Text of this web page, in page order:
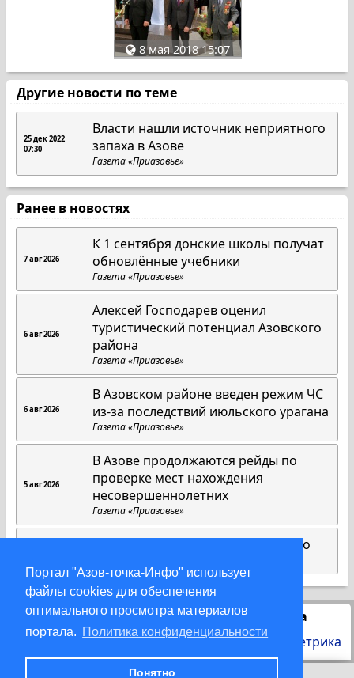
Портал "Азов-точка-Инфо" использует
файлы cookies для обеспечения
оптимального просмотра материалов
портала. Политика конфиденциальности
Понятно
8 мая 2018 15:07
Другие новости по теме
25 дек 2022
07:30
Власти нашли источник неприятного
запаха в Азове
Газета «Приазовье»
Ранее в новостях
7 авг 2026
К 1 сентября донские школы получат
обновлённые учебники
Газета «Приазовье»
6 авг 2026
Алексей Господарев оценил
туристический потенциал Азовского
района
Газета «Приазовье»
6 авг 2026
В Азовском районе введен режим ЧС
из-за последствий июльского урагана
Газета «Приазовье»
5 авг 2026
В Азове продолжаются рейды по
проверке мест нахождения
несовершеннолетних
Газета «Приазовье»
Матрица добра Юлии Максименко
Статистика